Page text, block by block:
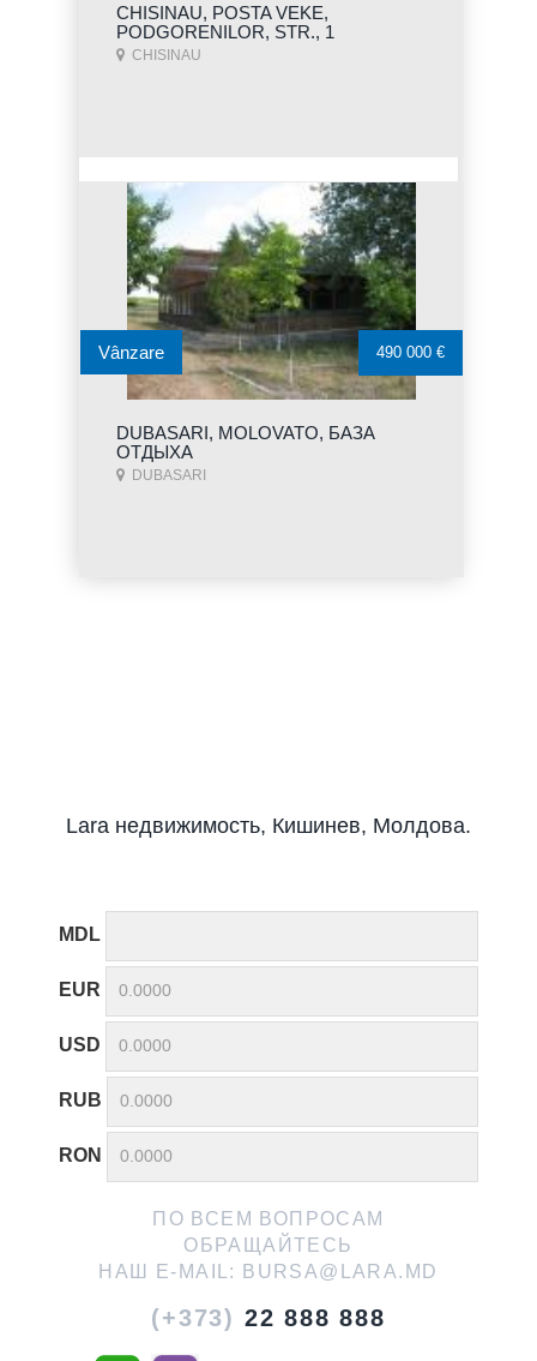
CHISINAU, POSTA VEKE,
PODGORENILOR, STR., 1
CHISINAU
DUBASARI, MOLOVATO, БАЗА
ОТДЫХА
DUBASARI
Vânzare 490 000 €
Lara недвижимость, Кишинев, Молдова.
MDL
EUR
USD
RUB
RON
ПО ВСЕМ ВОПРОСАМ
ОБРАЩАЙТЕСЬ
НАШ E-MAIL:
BURSA@LARA.MD
(+373) 22 888 888